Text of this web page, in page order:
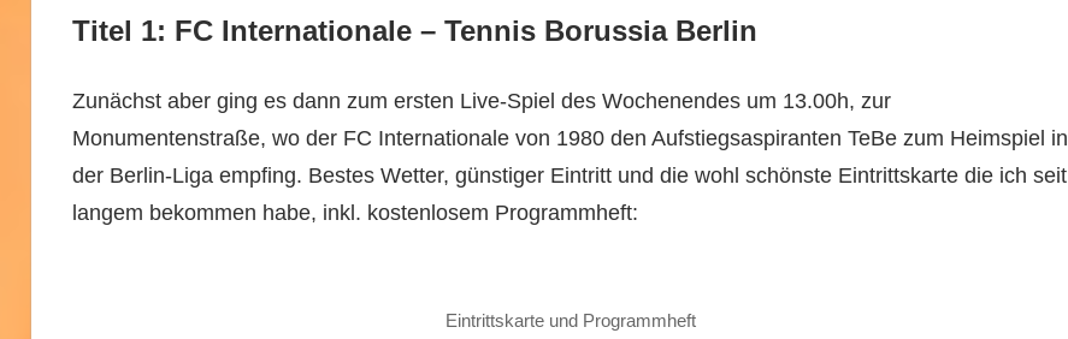
Titel 1: FC Internationale – Tennis Borussia Berlin
Zunächst aber ging es dann zum ersten Live-Spiel des Wochenendes um 13.00h, zur
Monumentenstraße, wo der FC Internationale von 1980 den Aufstiegsaspiranten TeBe zum Heimspiel in
der Berlin-Liga empfing. Bestes Wetter, günstiger Eintritt und die wohl schönste Eintrittskarte die ich seit
langem bekommen habe, inkl. kostenlosem Programmheft:
Eintrittskarte und Programmheft